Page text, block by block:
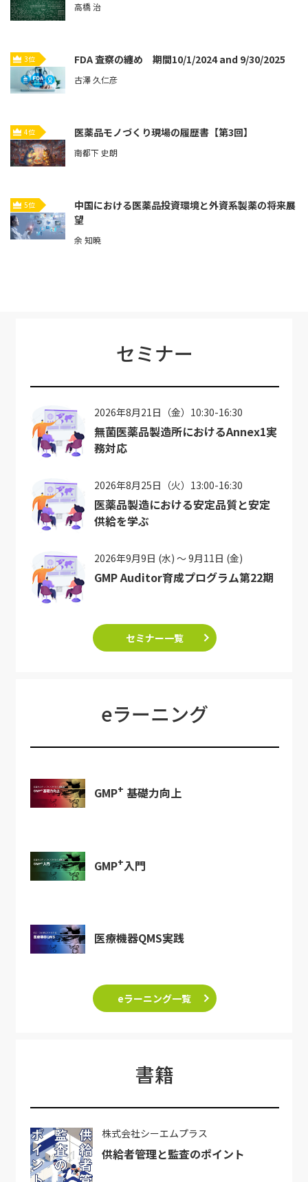
高橋 治
3位 FDA 査察の纏め 期間10/1/2024 and 9/30/2025
古澤 久仁彦
4位 医薬品モノづくり現場の履歴書【第3回】
南都下 史朗
5位
中国における医薬品投資環境と外資系製薬の将来展
望
余 知暁
セミナー
2026年8月21日（金）10:30-16:30
無菌医薬品製造所におけるAnnex1実
務対応
2026年8月25日（火）13:00-16:30
医薬品製造における安定品質と安定
供給を学ぶ
2026年9月9日 (水) ～ 9月11日 (金)
GMP Auditor育成プログラム第22期
セミナー一覧
eラーニング
GMP+ 基礎力向上
GMP+入門
医療機器QMS実践
eラーニング一覧
書籍
株式会社シーエムプラス
供給者管理と監査のポイント